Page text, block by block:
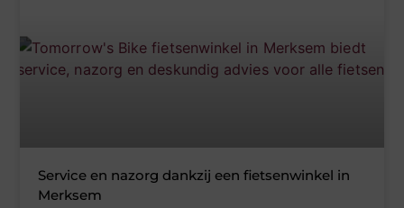
Service en nazorg dankzij een fietsenwinkel in
Merksem